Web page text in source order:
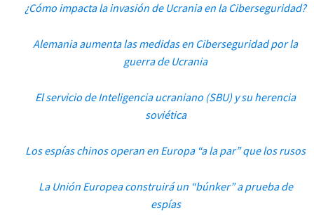
¿Cómo impacta la invasión de Ucrania en la Ciberseguridad?
Alemania aumenta las medidas en Ciberseguridad por la
guerra de Ucrania
El servicio de Inteligencia ucraniano (SBU) y su herencia
soviética
Los espías chinos operan en Europa “a la par” que los rusos
La Unión Europea construirá un “búnker” a prueba de
espías